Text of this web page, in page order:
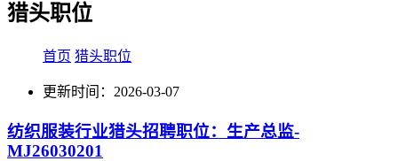
猎头职位
首页 猎头职位
更新时间：2026-03-07
纺织服装行业猎头招聘职位：生产总监-
MJ26030201